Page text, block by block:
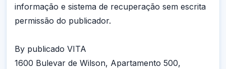
informação e sistema de recuperação sem escrita
permissão do publicador.
By publicado VITA
1600 Bulevar de Wilson, Apartamento 500,